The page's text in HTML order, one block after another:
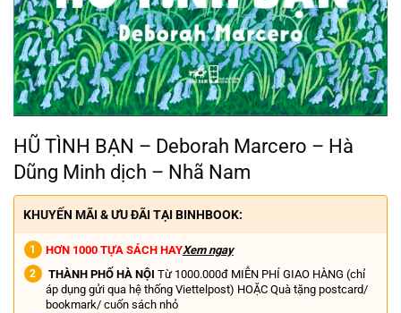
HŨ TÌNH BẠN – Deborah Marcero – Hà
Dũng Minh dịch – Nhã Nam
KHUYẾN MÃI & ƯU ĐÃI TẠI BINHBOOK:
HƠN 1000 TỰA SÁCH HAYXem ngay
THÀNH PHỐ HÀ NỘI Từ 1000.000đ MIỄN PHÍ GIAO HÀNG (chỉ
áp dụng gửi qua hệ thống Viettelpost) HOẶC Quà tặng postcard/
bookmark/ cuốn sách nhỏ